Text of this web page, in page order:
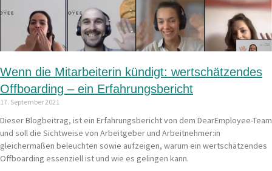
Wenn die Mitarbeiterin kündigt: wertschätzendes
Offboarding – ein Erfahrungsbericht
17. September 2021
Dieser Blogbeitrag, ist ein Erfahrungsbericht von dem DearEmployee-Team
und soll die Sichtweise von Arbeitgeber und Arbeitnehmer:in
gleichermaßen beleuchten sowie aufzeigen, warum ein wertschätzendes
Offboarding essenziell ist und wie es gelingen kann.